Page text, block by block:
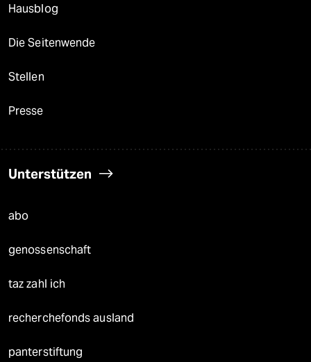
Hausblog
Die Seitenwende
Stellen
Presse
Unterstützen
abo
genossenschaft
taz zahl ich
recherchefonds ausland
panterstiftung